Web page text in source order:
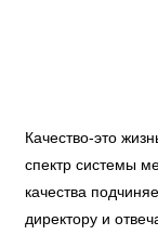
Качество-это
спектр системы
качества
директору и